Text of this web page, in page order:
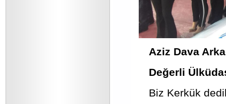
Aziz Dava
Değerli
Biz Kerkük